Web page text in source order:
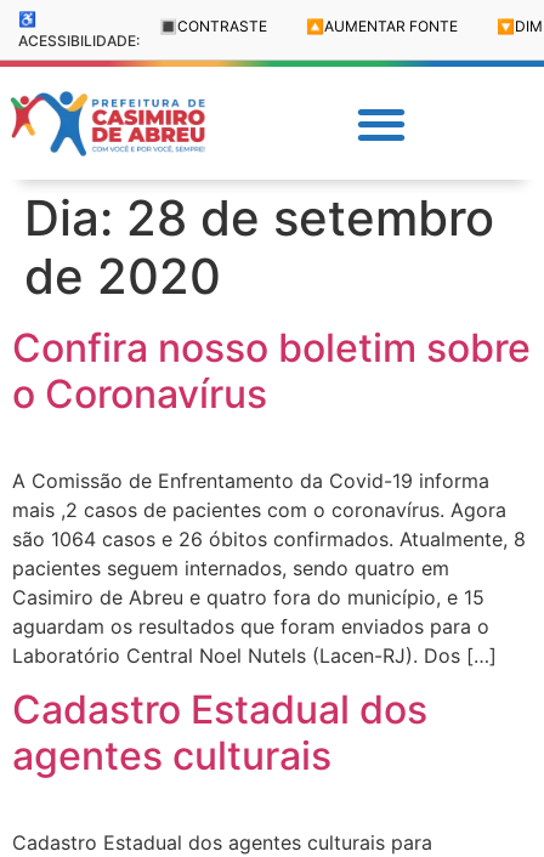
♿
ACESSIBILIDADE:
🔳 CONTRASTE 🔼 AUMENTAR FONTE 🔽
Dia: 28 de setembro
de 2020
Confira nosso boletim sobre
o Coronavírus
A Comissão de Enfrentamento da Covid-19 informa
mais ,2 casos de pacientes com o coronavírus. Agora
são 1064 casos e 26 óbitos confirmados. Atualmente, 8
pacientes seguem internados, sendo quatro em
Casimiro de Abreu e quatro fora do município, e 15
aguardam os resultados que foram enviados para o
Laboratório Central Noel Nutels (Lacen-RJ). Dos […]
Cadastro Estadual dos
agentes culturais
Cadastro Estadual dos agentes culturais para